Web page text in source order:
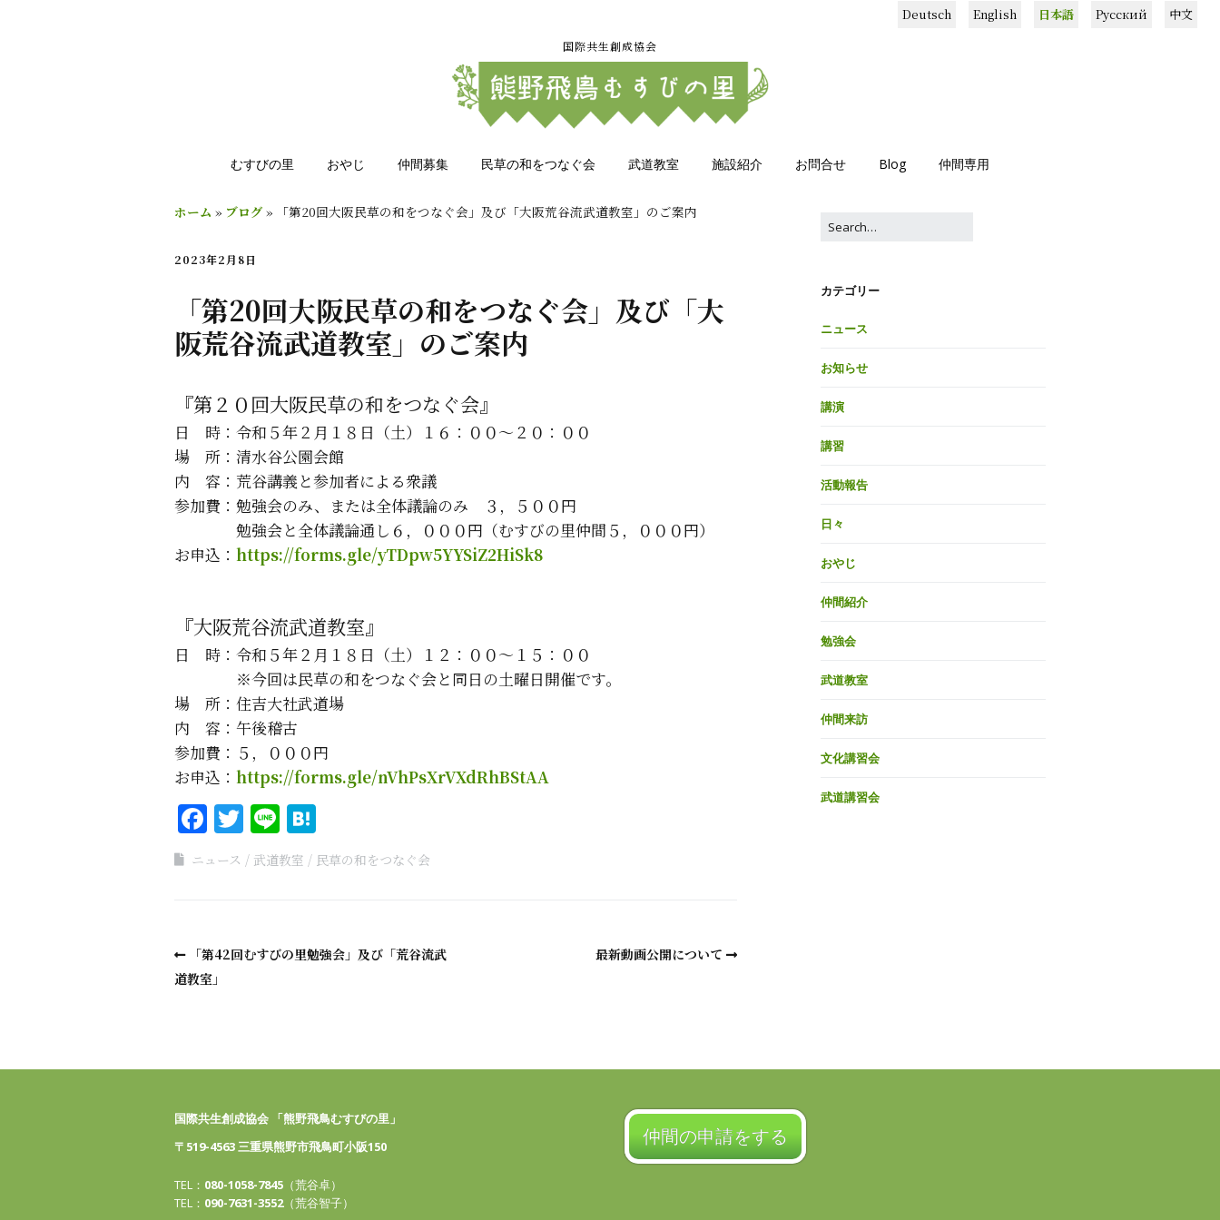
Deutsch English 日本語 Русский 中文
国際共生創成協会
むすびの里 おやじ 仲間募集 民草の和をつなぐ会 武道教室 施設紹介 お問合せ Blog 仲間専用
ホーム » ブログ » 「第20回大阪民草の和をつなぐ会」及び「大阪荒谷流武道教室」のご案内
2023年2月8日
「第20回大阪民草の和をつなぐ会」及び「大
阪荒谷流武道教室」のご案内
『第２０回大阪民草の和をつなぐ会』
日 時：令和５年２月１８日（土）１６：００～２０：００
場 所：清水谷公園会館
内 容：荒谷講義と参加者による衆議
参加費：勉強会のみ、または全体議論のみ ３，５００円
勉強会と全体議論通し６，０００円（むすびの里仲間５，０００円）
お申込： https://forms.gle/yTDpw5YYSiZ2HiSk8
『大阪荒谷流武道教室』
日 時：令和５年２月１８日（土）１２：００～１５：００
※今回は民草の和をつなぐ会と同日の土曜日開催です。
場 所：住吉大社武道場
内 容：午後稽古
参加費：５，０００円
お申込： https://forms.gle/nVhPsXrVXdRhBStAA
Facebook
Twitter
Line
ニュース 武道教室 民草の和をつなぐ会
「第42回むすびの里勉強会」及び「荒谷流武
道教室」
最新動画公開について
カテゴリー
ニュース
お知らせ
講演
講習
活動報告
日々
おやじ
仲間紹介
勉強会
武道教室
仲間来訪
文化講習会
武道講習会
国際共生創成協会 「熊野飛鳥むすびの里」
〒519-4563 三重県熊野市飛鳥町小阪150
TEL： 080-1058-7845 （荒谷卓）
TEL： 090-7631-3552（荒谷智子）
仲間の申請をする